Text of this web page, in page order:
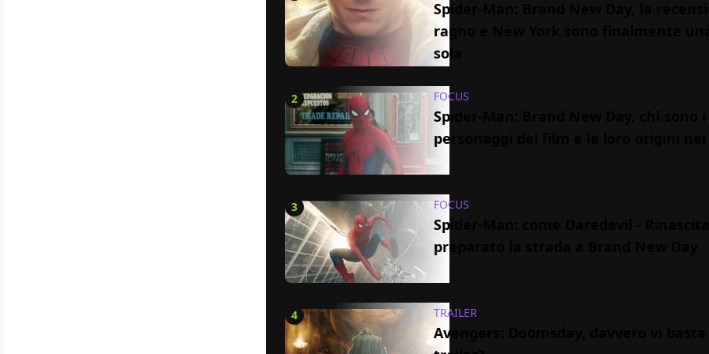
Spider-Man: Brand New Day, la
ragno e New York sono finalmente una
sola
2 FOCUS
Spider-Man: Brand New Day, chi sono i
personaggi del film e le loro origini nei
3 FOCUS
Spider-Man: come Daredevil - Rinascita
preparato la strada a Brand New Day
4 TRAILER
Avengers: Doomsday, davvero vi basta